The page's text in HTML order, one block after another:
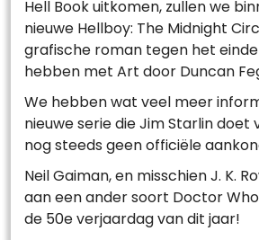
Hell Book uitkomen, zullen we
nieuwe Hellboy: The Midnight
grafische roman tegen het
hebben met Art door Duncan
We hebben wat veel meer
nieuwe serie die Jim Starlin doet
nog steeds geen officiële
Neil Gaiman, en misschien J. K.
aan een ander soort Doctor
de 50e verjaardag van dit jaar!